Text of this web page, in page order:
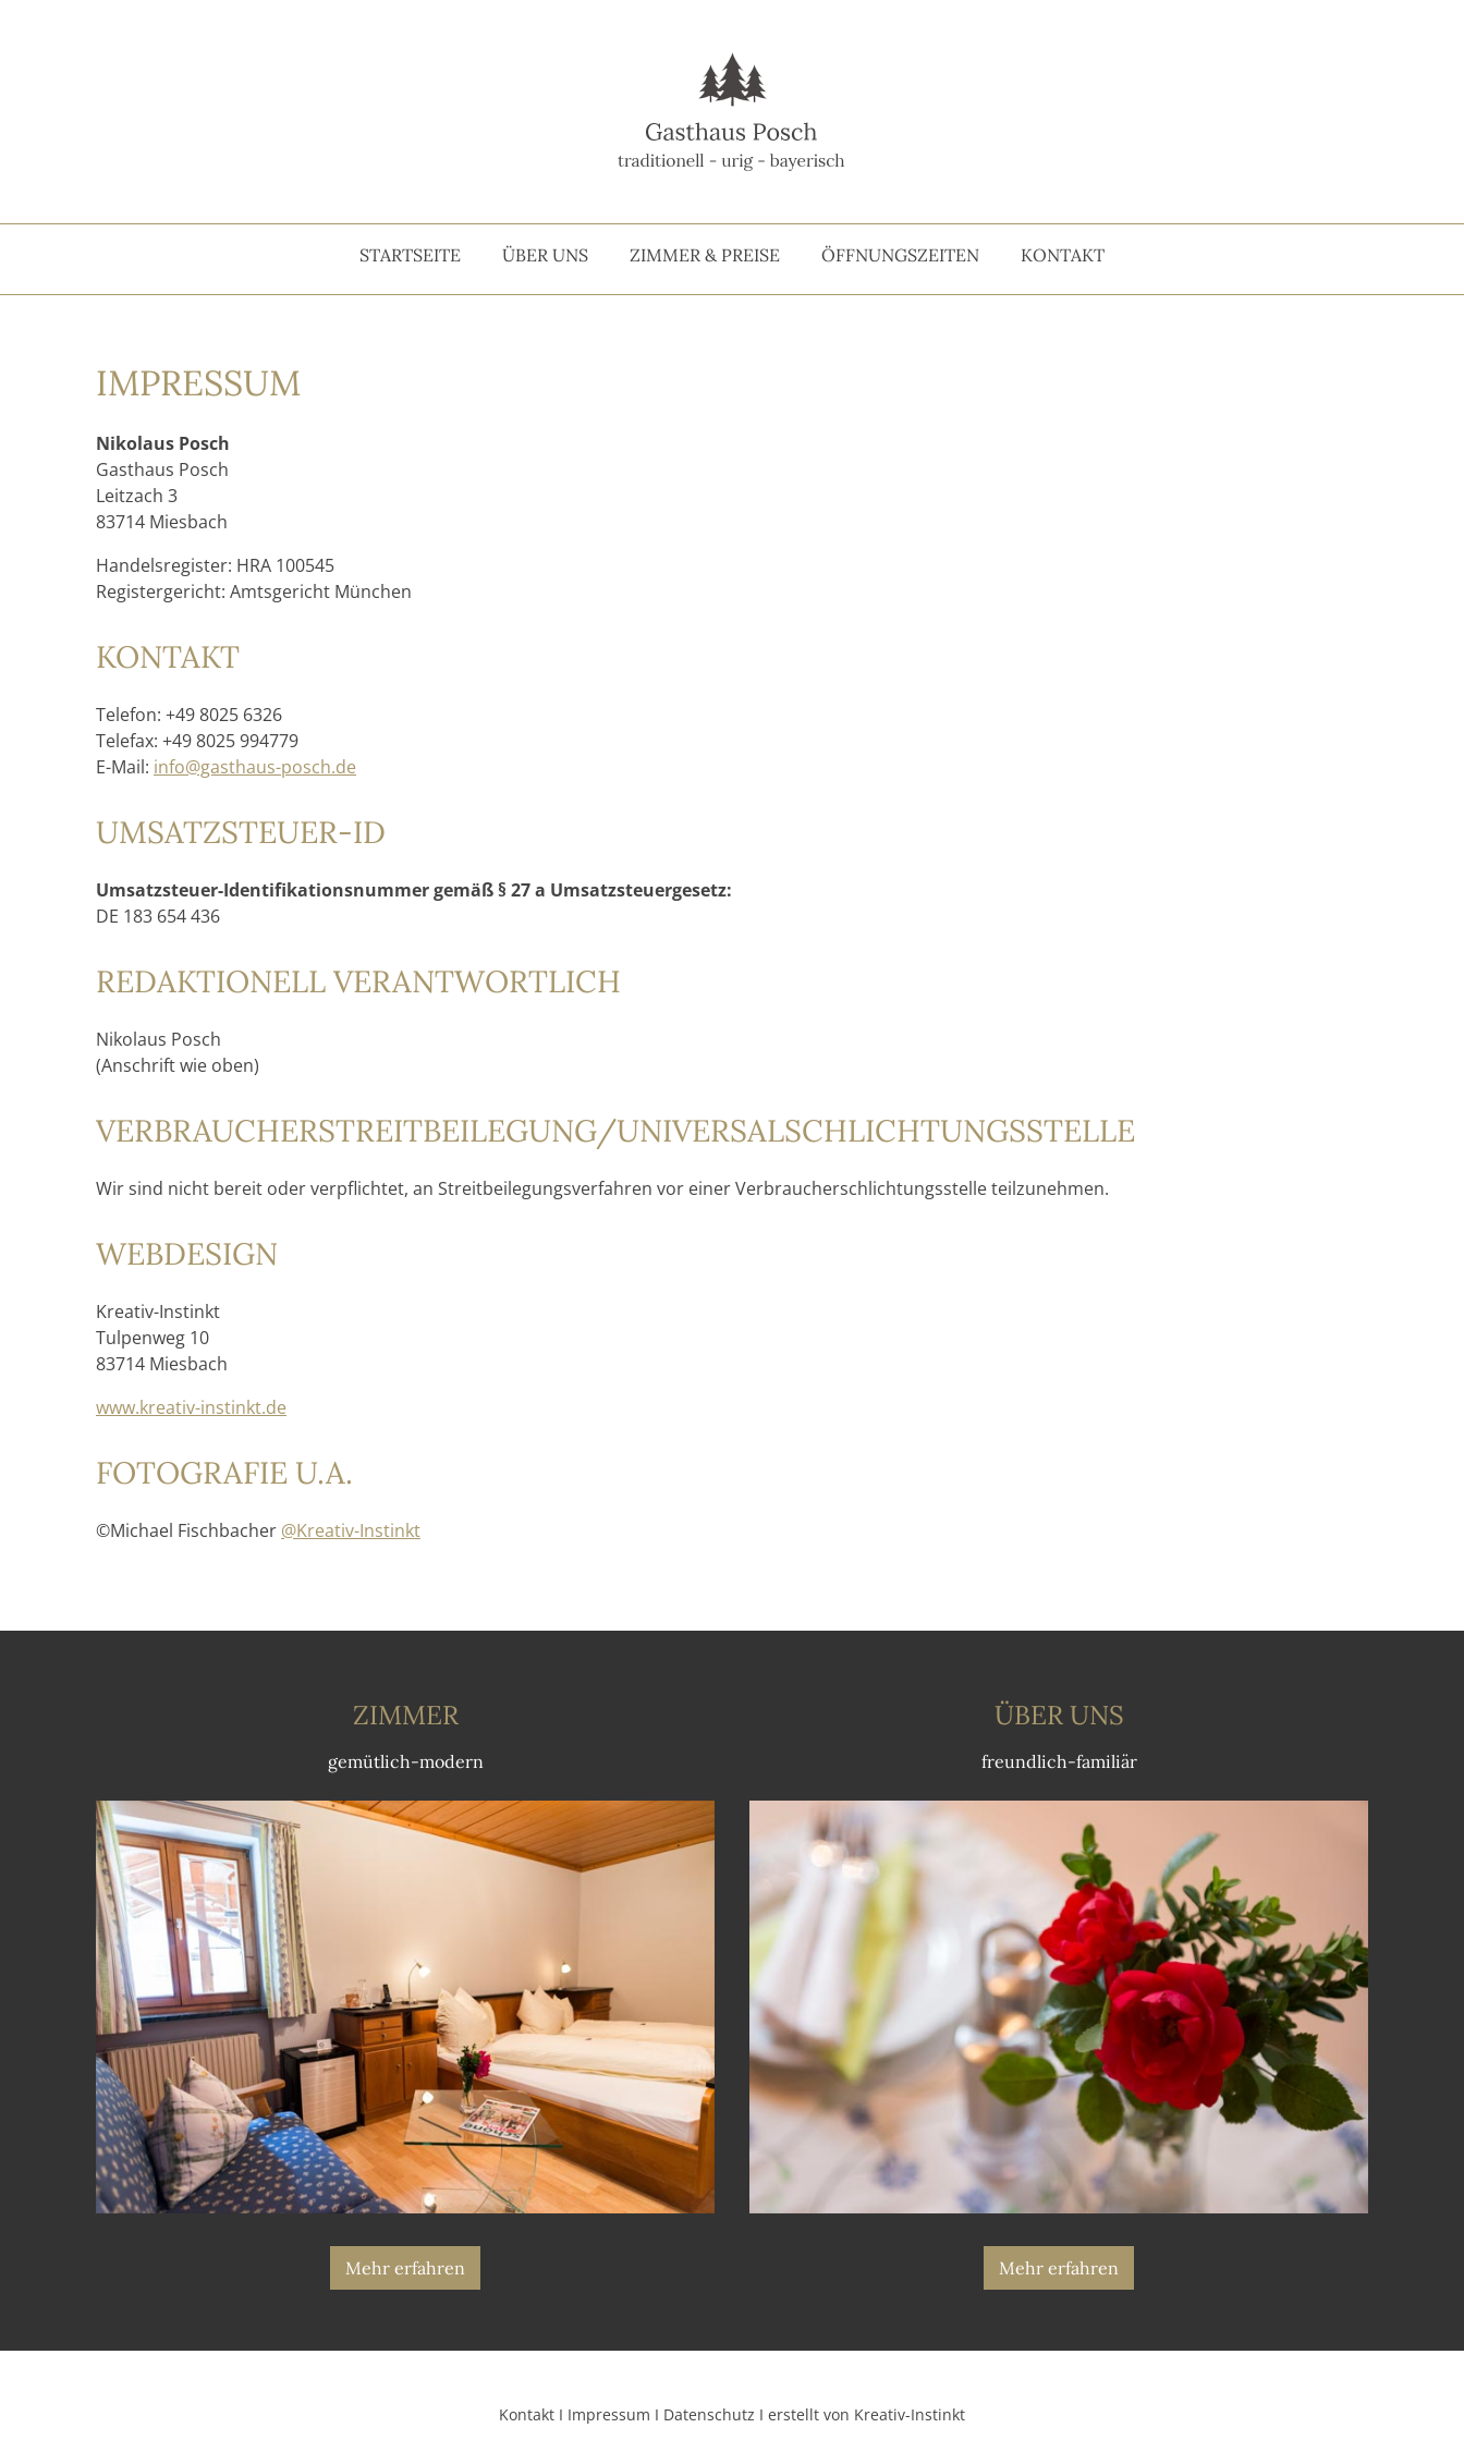
STARTSEITE ÜBER UNS ZIMMER & PREISE ÖFFNUNGS­ZEITEN KONTAKT
IMPRESSUM
Nikolaus Posch
Gasthaus Posch
Leitzach 3
83714 Miesbach
Handelsregister: HRA 100545
Registergericht: Amtsgericht München
KONTAKT
Telefon: +49 8025 6326
Telefax: +49 8025 994779
E-Mail: info@gasthaus-posch.de
UMSATZSTEUER-ID
Umsatzsteuer-Identifikationsnummer gemäß § 27 a Umsatzsteuergesetz:
DE 183 654 436
REDAKTIONELL VERANTWORTLICH
Nikolaus Posch
(Anschrift wie oben)
VERBRAUCHER­STREIT­BEILEGUNG/UNIVERSAL­SCHLICHTUNGS­STELLE
Wir sind nicht bereit oder verpflichtet, an Streitbeilegungsverfahren vor einer Verbraucherschlichtungsstelle teilzunehmen.
WEBDESIGN
Kreativ-Instinkt
Tulpenweg 10
83714 Miesbach
www.kreativ-instinkt.de
FOTOGRAFIE U.A.
©Michael Fischbacher @Kreativ-Instinkt
ZIMMER
gemütlich-modern
Mehr erfahren
ÜBER UNS
freundlich-familiär
Mehr erfahren
Kontakt I Impressum I Datenschutz I erstellt von Kreativ-Instinkt